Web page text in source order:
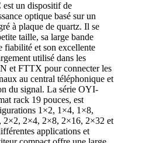
un dispositif de
optique basé sur un
à plaque de quartz. Il se
taille, sa large bande
fiabilité et son excellente
utilisé dans les
et FTTX pour connecter les
au central téléphonique et
du signal. La série OYI-
rack 19 pouces, est
1×2, 1×4, 1×8,
2×2, 2×4, 2×8, 2×16, 2×32 et
applications et